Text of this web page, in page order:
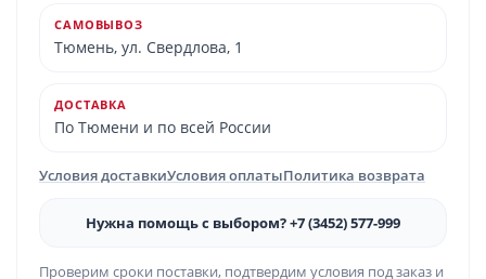
САМОВЫВОЗ
Тюмень, ул. Свердлова, 1
ДОСТАВКА
По Тюмени и по всей России
Условия доставкиУсловия оплатыПолитика возврата
Нужна помощь с выбором? +7 (3452) 577-999
Проверим сроки поставки, подтвердим условия под заказ и